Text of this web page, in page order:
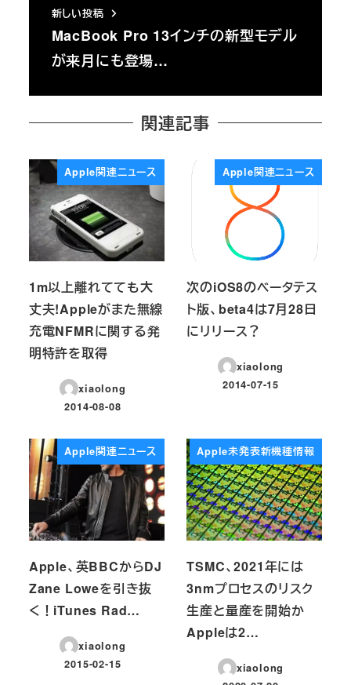
新しい投稿
MacBook Pro 13インチの新型モデル
が来月にも登場…
関連記事
Apple関連ニュース
1m以上離れてても大
丈夫!Appleがまた無線
充電NFMRに関する発
明特許を取得
xiaolong
投稿日
2014-08-08
Apple関連ニュース
次のiOS8のベータテス
ト版、beta4は7月28日
にリリース？
xiaolong
投稿日
2014-07-15
Apple関連ニュース
Apple、英BBCからDJ
Zane Loweを引き抜
く！iTunes Rad…
xiaolong
投稿日
2015-02-15
Apple未発表新機種情報
TSMC、2021年には
3nmプロセスのリスク
生産と量産を開始か
Appleは2…
xiaolong